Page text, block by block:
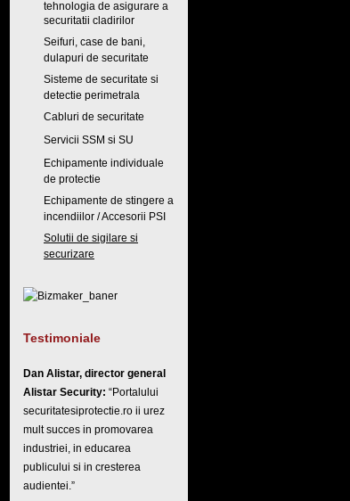
tehnologia de asigurare a
securitatii cladirilor
Seifuri, case de bani,
dulapuri de securitate
Sisteme de securitate si
detectie perimetrala
Cabluri de securitate
Servicii SSM si SU
Echipamente individuale
de protectie
Echipamente de stingere a
incendiilor / Accesorii PSI
Solutii de sigilare si
securizare
Testimoniale
Dan Alistar, director general
Alistar Security: “Portalului
securitatesiprotectie.ro ii urez
mult succes in promovarea
industriei, in educarea
publicului si in cresterea
audientei.”